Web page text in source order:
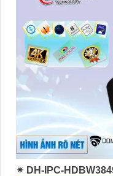
✴ DH-IPC-